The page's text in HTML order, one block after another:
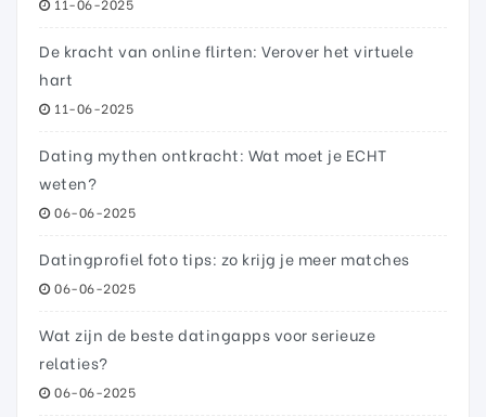
11-06-2025
De kracht van online flirten: Verover het virtuele
hart
11-06-2025
Dating mythen ontkracht: Wat moet je ECHT
weten?
06-06-2025
Datingprofiel foto tips: zo krijg je meer matches
06-06-2025
Wat zijn de beste datingapps voor serieuze
relaties?
06-06-2025